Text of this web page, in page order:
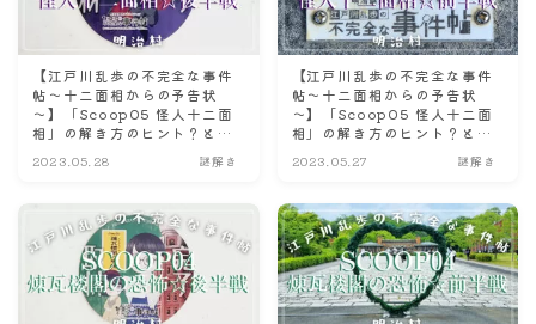
【江戸川乱歩の不完全な事件
帖～十二面相からの予告状
～】「Scoop05 怪人十二面
相」の解き方のヒント？とネ
☆後半戦☆
2023.05.28 謎解き
【江戸川乱歩の不完全な事件
帖～十二面相からの予告状
～】「Scoop05 怪人十二面
相」の解き方のヒント？とネ
☆前半戦☆
2023.05.27 謎解き